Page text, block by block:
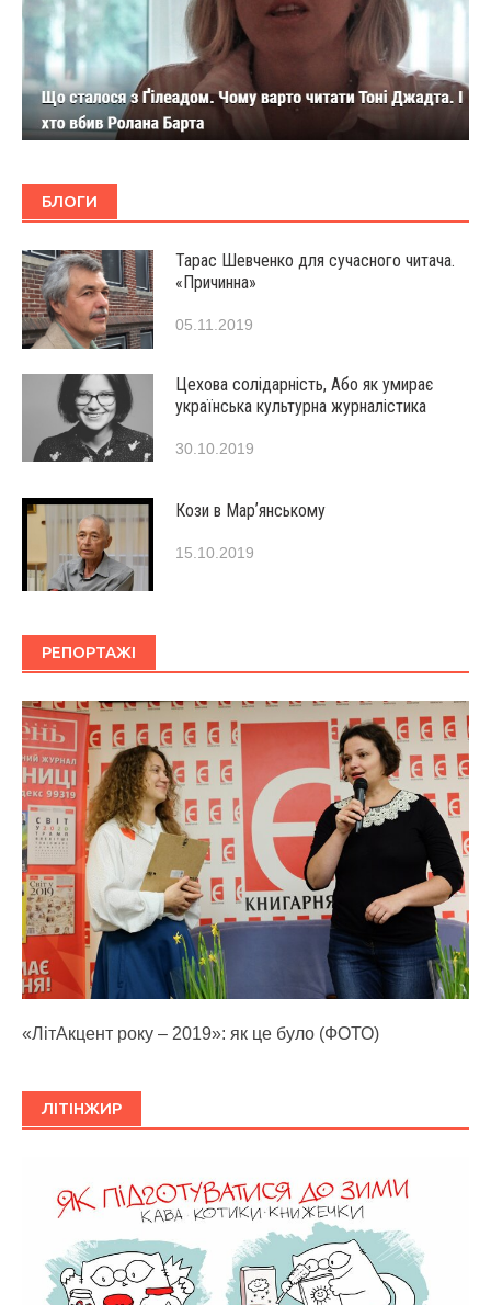
БЛОГИ
Тарас Шевченко для сучасного читача.
«Причинна»
05.11.2019
Цехова солідарність, Або як умирає
українська культурна журналістика
30.10.2019
Кози в Марʼянському
15.10.2019
РЕПОРТАЖІ
«ЛітАкцент року – 2019»: як це було (ФОТО)
ЛІТІНЖИР